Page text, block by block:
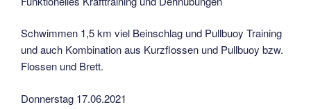
Schwimmen 1,5 km viel Beinschlag und Pullbuoy Training
und auch Kombination aus Kurzflossen und Pullbuoy bzw.
Flossen und Brett.
Donnerstag 17.06.2021